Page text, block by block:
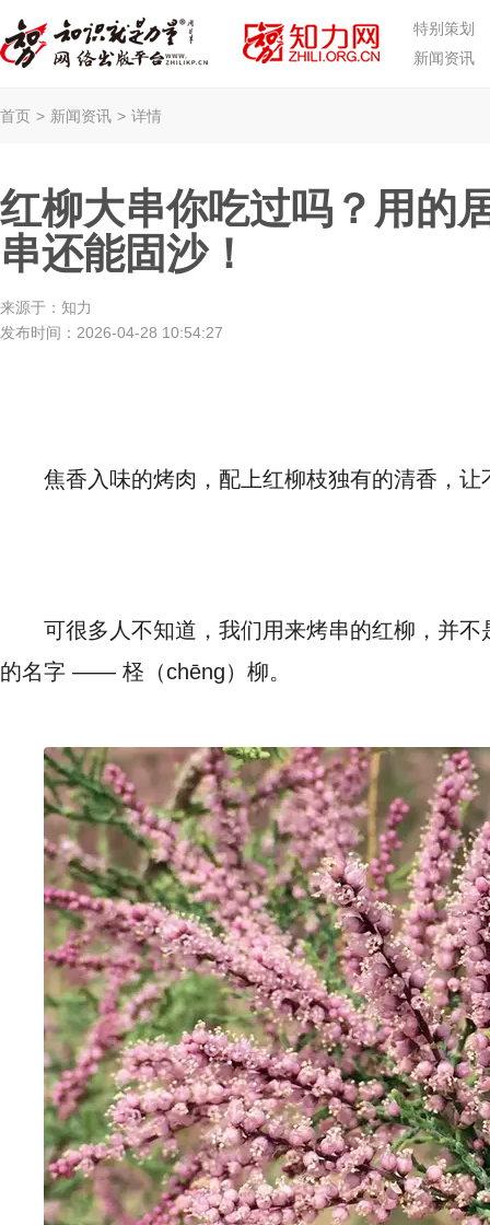
特别策划
新闻资讯
首页 > 新闻资讯 > 详情
红柳大串你吃过吗？用的
串还能固沙！
来源于： 知力
发布时间： 2026-04-28 10:54:27
焦香入味的烤肉，配上红柳枝独有的清香，让
可很多人不知道，我们用来烤串的红柳，并
的名字 —— 柽（chēng）柳。